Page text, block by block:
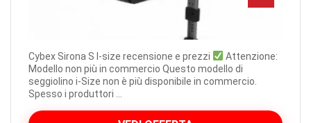
Cybex Sirona S I-size recensione e prezzi
Attenzione:
Modello non più in commercio Questo modello di
seggiolino i-Size non è più disponibile in commercio.
Spesso i produttori ...